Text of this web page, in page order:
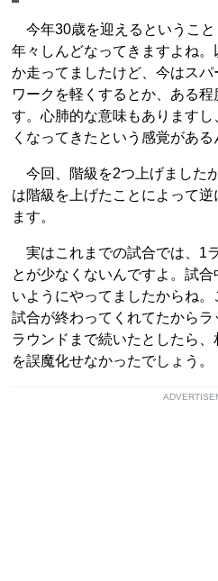
今年30歳を迎えるということ
年々しんどなってきますよね
か走ってましたけど、今はス
ワークを軽くするとか、ある
す。心肺的な意味もありますし
くなってきたという感覚がある
今回、階級を2つ上げました
は階級を上げたことによって
ます。
実はこれまでの試合では、1
とが少なくないんですよ。試
いようにやってましたからね。
試合が終わってくれてたから
ラウンドまで続いたとしたら
を誤魔化せなかったでしょう。